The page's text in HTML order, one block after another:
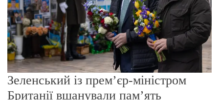
Зеленський із прем’єр-міністром
Британії вшанували пам’ять